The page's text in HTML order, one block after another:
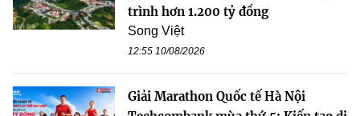
trình hơn 1.200 tỷ đồng
Song Việt
12:55 10/08/2026
Giải Marathon Quốc tế Hà Nội